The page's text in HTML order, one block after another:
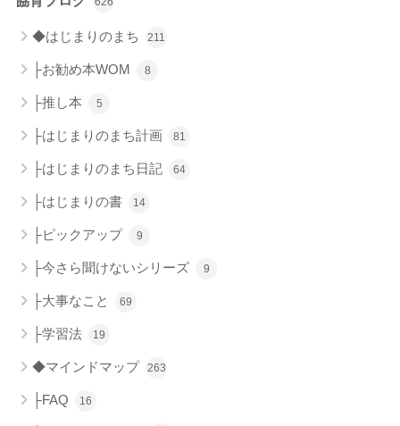
◆はじまりのまち 211
├お勧め本WOM 8
├推し本 5
├はじまりのまち計画 81
├はじまりのまち日記 64
├はじまりの書 14
├ピックアップ 9
├今さら聞けないシリーズ 9
├大事なこと 69
├学習法 19
◆マインドマップ 263
├FAQ 16